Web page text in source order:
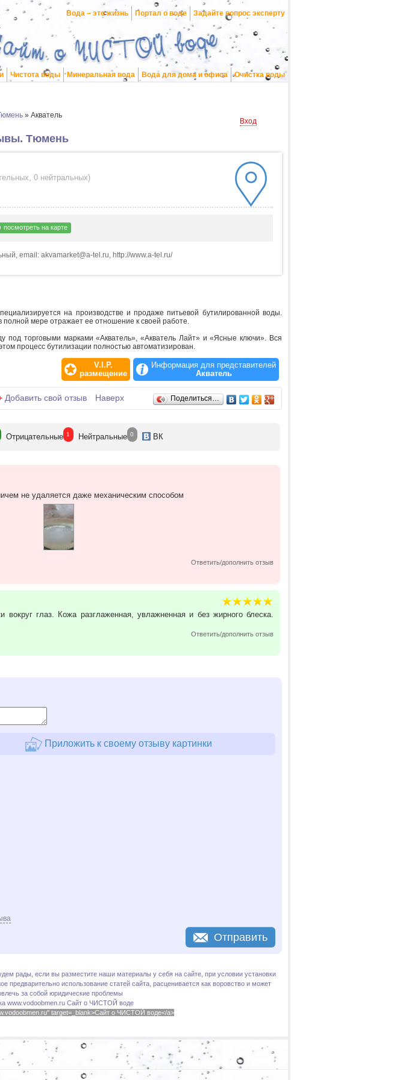
Вода – это жизнь Портал о воде Задайте вопрос эксперту
Чистота воды Минеральная вода Вода для дома и офиса Очистка воды
» Акватель
Вход
Тюмень
, 0 нейтральных)
посмотреть на карте
email: akvamarket@a-tel.ru, http://www.a-tel.ru/
на производстве и продаже питьевой бутилированной воды.
полной мере отражает ее отношение к своей работе.
под торговыми марками «Акватель», «Акватель Лайт» и «Ясные ключи». Вся
процесс бутилизации полностью автоматизирован.
V.I.P.
размещение
Информация для представителей
Акватель
Добавить свой отзыв Наверх Поделиться…
Отрицательные 1 Нейтральные 0 ВК
не удаляется даже механическим способом
Ответить/дополнить отзыв
глаз. Кожа разглаженная, увлажненная и без жирного блеска.
Ответить/дополнить отзыв
Приложить к своему отзыву картинки
Отправить
рады, если вы разместите наши материалы у себя на сайте, при условии установки
предварительно использование статей сайта, расценивается как воровство и может
за собой юридические проблемы
www.vodoobmen.ru Сайт о ЧИСТОЙ воде
target=_blank>Сайт о ЧИСТОЙ воде</a>